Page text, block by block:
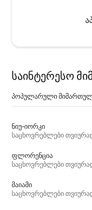
საინტერესო
პოპულარული
ნიუ-იორკი
საცხოვრებლები
ფლორენცია
საცხოვრებლები
მაიამი
საცხოვრებლები